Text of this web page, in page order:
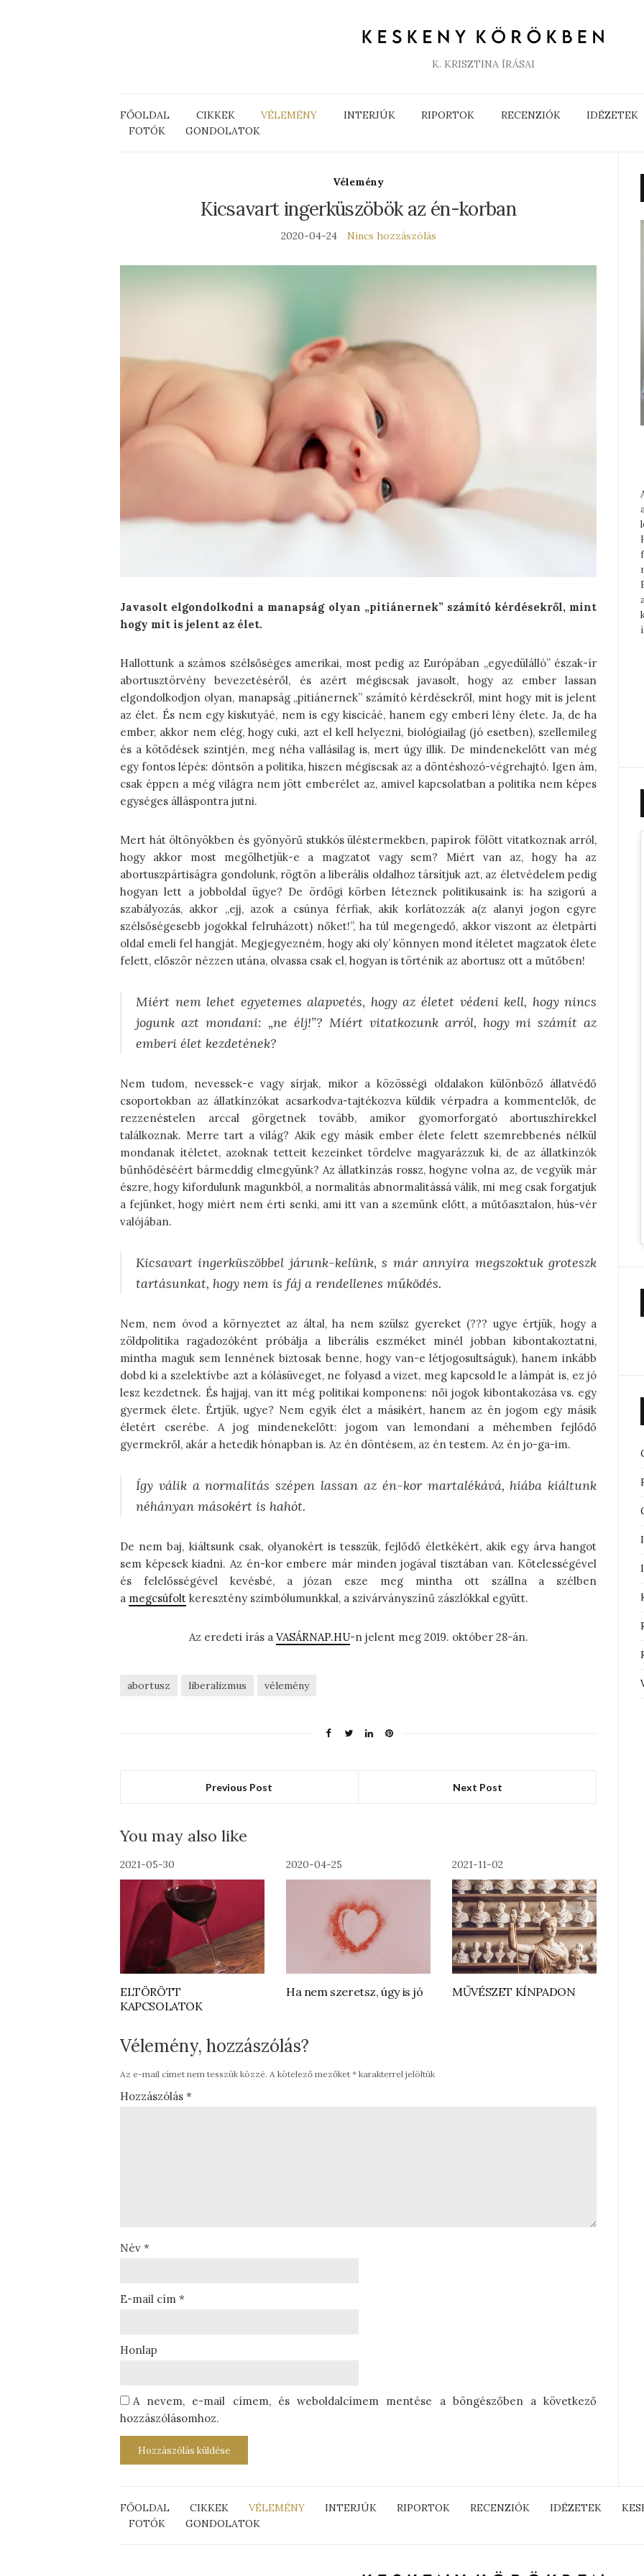
K. KRISZTINA ÍRÁSAI
FŐOLDAL CIKKEK VÉLEMÉNY INTERJÚK RIPORTOK RECENZIÓK IDÉZETEK
FOTÓK
GONDOLATOK
Vélemény
Kicsavart ingerküszöbök az én-korban
2020-04-24 Nincs hozzászólás
Javasolt elgondolkodni a manapság olyan „pitiánernek” számító kérdésekről, mint
hogy mit is jelent az élet.
Hallottunk a számos szélsőséges amerikai, most pedig az Európában „egyedülálló” észak-ír
abortusztörvény bevezetéséről, és azért mégiscsak javasolt, hogy az ember lassan
elgondolkodjon olyan, manapság „pitiánernek” számító kérdésekről, mint hogy mit is jelent
az élet. És nem egy kiskutyáé, nem is egy kiscicáé, hanem egy emberi lény élete. Ja, de ha
ember, akkor nem elég, hogy cuki, azt el kell helyezni, biológiailag (jó esetben), szellemileg
és a kötődések szintjén, meg néha vallásilag is, mert úgy illik. De mindenekelőtt van még
egy fontos lépés: döntsön a politika, hiszen mégiscsak az a döntéshozó-végrehajtó. Igen ám,
csak éppen a még világra nem jött emberélet az, amivel kapcsolatban a politika nem képes
egységes álláspontra jutni.
Mert hát öltönyökben és gyönyörű stukkós üléstermekben, papírok fölött vitatkoznak arról,
hogy akkor most megölhetjük-e a magzatot vagy sem? Miért van az, hogy ha az
abortuszpártiságra gondolunk, rögtön a liberális oldalhoz társítjuk azt, az életvédelem pedig
hogyan lett a jobboldal ügye? De ördögi körben léteznek politikusaink is: ha szigorú a
szabályozás, akkor „ejj, azok a csúnya férfiak, akik korlátozzák a(z alanyi jogon egyre
szélsőségesebb jogokkal felruházott) nőket!”, ha túl megengedő, akkor viszont az életpárti
oldal emeli fel hangját. Megjegyezném, hogy aki oly’ könnyen mond ítéletet magzatok élete
felett, először nézzen utána, olvassa csak el, hogyan is történik az abortusz ott a műtőben!
Miért nem lehet egyetemes alapvetés, hogy az életet védeni kell, hogy nincs
jogunk azt mondani: „ne élj!”? Miért vitatkozunk arról, hogy mi számít az
emberi élet kezdetének?
Nem tudom, nevessek-e vagy sírjak, mikor a közösségi oldalakon különböző állatvédő
csoportokban az állatkínzókat acsarkodva-tajtékozva küldik vérpadra a kommentelők, de
rezzenéstelen arccal görgetnek tovább, amikor gyomorforgató abortuszhírekkel
találkoznak. Merre tart a világ? Akik egy másik ember élete felett szemrebbenés nélkül
mondanak ítéletet, azoknak tetteit kezeinket tördelve magyarázzuk ki, de az állatkínzók
bűnhődéséért bármeddig elmegyünk? Az állatkínzás rossz, hogyne volna az, de vegyük már
észre, hogy kifordulunk magunkból, a normalitás abnormalitássá válik, mi meg csak forgatjuk
a fejünket, hogy miért nem érti senki, ami itt van a szemünk előtt, a műtőasztalon, hús-vér
valójában.
Kicsavart ingerküszöbbel járunk-kelünk, s már annyira megszoktuk groteszk
tartásunkat, hogy nem is fáj a rendellenes működés.
Nem, nem óvod a környeztet az által, ha nem szülsz gyereket (??? ugye értjük, hogy a
zöldpolitika ragadozóként próbálja a liberális eszméket minél jobban kibontakoztatni,
mintha maguk sem lennének biztosak benne, hogy van-e létjogosultságuk), hanem inkább
dobd ki a szelektívbe azt a kólásüveget, ne folyasd a vizet, meg kapcsold le a lámpát is, ez jó
lesz kezdetnek. És hajjaj, van itt még politikai komponens: női jogok kibontakozása vs. egy
gyermek élete. Értjük, ugye? Nem egyik élet a másikért, hanem az én jogom egy másik
életért cserébe. A jog mindenekelőtt: jogom van lemondani a méhemben fejlődő
gyermekről, akár a hetedik hónapban is. Az én döntésem, az én testem. Az én jo-ga-im.
Így válik a normalitás szépen lassan az én-kor martalékává, hiába kiáltunk
néhányan másokért is hahót.
De nem baj, kiáltsunk csak, olyanokért is tesszük, fejlődő életkékért, akik egy árva hangot
sem képesek kiadni. Az én-kor embere már minden jogával tisztában van. Kötelességével
és felelősségével kevésbé, a józan esze meg mintha ott szállna a szélben
a megcsúfolt keresztény szimbólumunkkal, a szivárványszínű zászlókkal együtt.
Az eredeti írás a VASÁRNAP.HU-n jelent meg 2019. október 28-án.
abortusz liberalizmus vélemény
Previous Post Next Post
You may also like
2021-05-30
ELTÖRÖTT
KAPCSOLATOK
2020-04-25
Ha nem szeretsz, úgy is jó
2021-11-02
MŰVÉSZET KÍNPADON
Vélemény, hozzászólás?
Az e-mail címet nem tesszük közzé. A kötelező mezőket * karakterrel jelöltük
Hozzászólás *
Név *
E-mail cím *
Honlap
A nevem, e-mail címem, és weboldalcímem mentése a böngészőben a következő
hozzászólásomhoz.
FŐOLDAL CIKKEK VÉLEMÉNY INTERJÚK RIPORTOK RECENZIÓK IDÉZETEK
FOTÓK
GONDOLATOK